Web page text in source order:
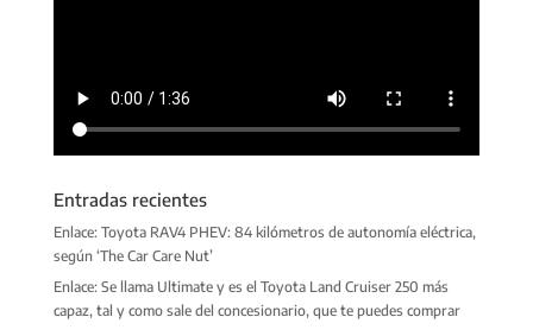
Entradas recientes
Enlace: Toyota RAV4 PHEV: 84 kilómetros de autonomía eléctrica,
según ‘The Car Care Nut’
Enlace: Se llama Ultimate y es el Toyota Land Cruiser 250 más
capaz, tal y como sale del concesionario, que te puedes comprar